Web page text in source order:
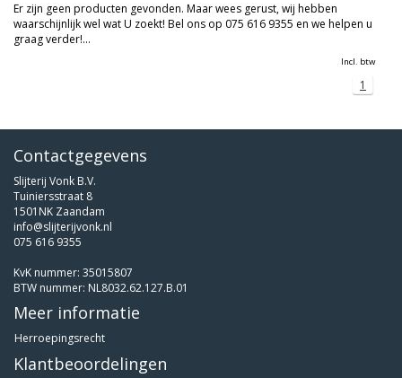
Er zijn geen producten gevonden. Maar wees gerust, wij hebben
waarschijnlijk wel wat U zoekt! Bel ons op 075 616 9355 en we helpen u
graag verder!...
Incl. btw
1
Contactgegevens
Slijterij Vonk B.V.
Tuiniersstraat 8
1501NK Zaandam
info@slijterijvonk.nl
075 616 9355
KvK nummer: 35015807
BTW nummer: NL8032.62.127.B.01
Meer informatie
Herroepingsrecht
Klantbeoordelingen